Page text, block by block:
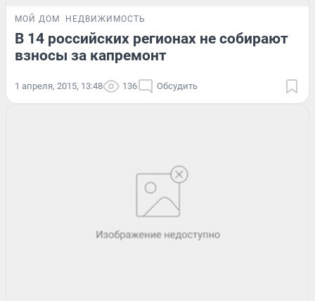
МОЙ ДОМ НЕДВИЖИМОСТЬ
В 14 российских регионах не собирают
взносы за капремонт
1 апреля, 2015, 13:48 136 Обсудить